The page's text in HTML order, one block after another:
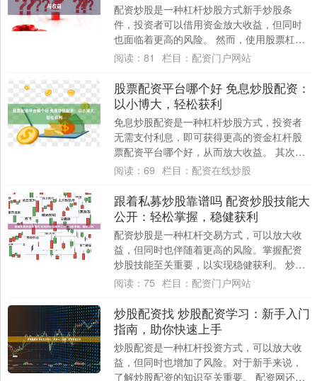
配资炒股是一种杠杆炒股方式新手炒股条
件，投资者可以借用资金放大收益，但同时
也面临着更高的风险。 然而，使用股票杠杆
配资平台也存在风险。一方面，杠杆交易会
阅读： 81 栏目： 配资门户网站
股票配资平台哪个好 免息炒股配资：
以小博大，轻松获利
免息炒股配资是一种杠杆炒股方式，投资者
无需支付利息，即可获得更高的资金杠杆股
票配资平台哪个好，从而放大收益。 其次，
选择合适的股票是进行股票配资的关键。在
阅读： 69 栏目： 配资在线炒股
跟着私募炒股靠谱吗 配资炒股技能大
公开：轻松掌握，稳健获利
配资炒股是一种杠杆交易方式，可以放大收
益，但同时也伴随着更高的风险。掌握配资
炒股技能至关重要，以实现稳健获利。 炒股
配资的本质是利用资金杠杆，放大您的投资
阅读： 75 栏目： 配资门户网站
炒股配资找 炒股配资学习：新手入门
指南，助你快速上手
炒股配资是一种杠杆投资方式，可以放大收
益，但同时也增加了风险。对于新手来说，
了解炒股配资的知识至关重要。 配资网还提